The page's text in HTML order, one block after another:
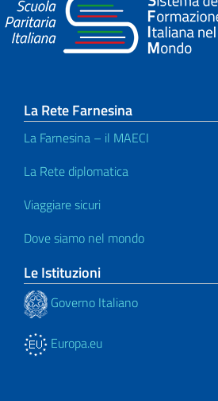
La Rete Farnesina
La Farnesina – il MAECI
La Rete diplomatica
Viaggiare sicuri
Dove siamo nel mondo
Le Istituzioni
Governo Italiano
Europa.eu